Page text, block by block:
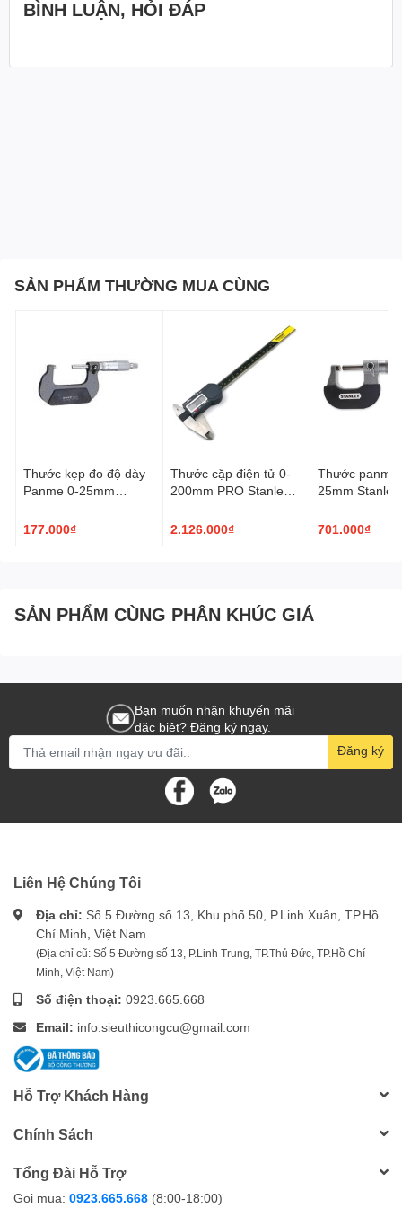
Thiết kế của panme đo ngoài 103-138 được nhiều người
khoảng 25mm – 50mm cùng với vạch chia rất nhỏ khoảng
BÌNH LUẬN, HỎI ĐÁP
SẢN PHẨM THƯỜNG MUA CÙNG
Thước kẹp đo độ dày
Panme 0-25mm
177.000₫
Thước cặp điện tử 0-
200mm PRO Stanley
2.126.000₫
Thước panme
25mm
701.000₫
SẢN PHẨM CÙNG PHÂN KHÚC GIÁ
Bạn muốn nhận khuyến mãi
đặc biệt? Đăng ký ngay.
Đăng ký
Liên Hệ Chúng Tôi
Địa chỉ: Số 5 Đường số 13, Khu phố 50, P.Linh Xuân, TP.Hồ
Chí Minh, Việt Nam
(Địa chỉ cũ: Số 5 Đường số 13, P.Linh Trung, TP.Thủ Đức, TP.Hồ Chí
Minh, Việt Nam)
Số điện thoại: 0923.665.668
Email: info.sieuthicongcu@gmail.com
Hỗ Trợ Khách Hàng
Chính Sách
Tổng Đài Hỗ Trợ
Gọi mua: 0923.665.668 (8:00-18:00)